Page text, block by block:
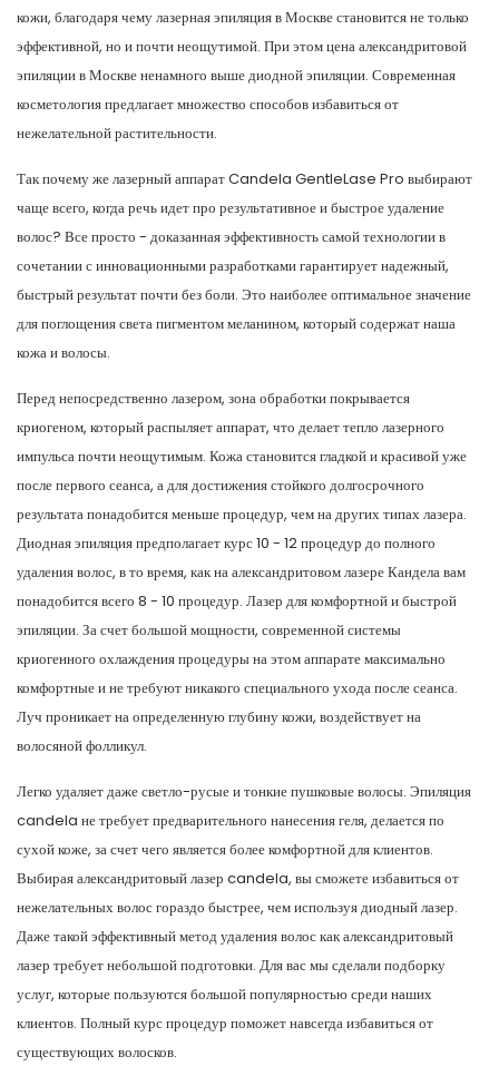
кожи, благодаря чему лазерная эпиляция в Москве становится не только
эффективной, но и почти неощутимой. При этом цена александритовой
эпиляции в Москве ненамного выше диодной эпиляции. Современная
косметология предлагает множество способов избавиться от
нежелательной растительности.
Так почему же лазерный аппарат Candela GentleLase Pro выбирают
чаще всего, когда речь идет про результативное и быстрое удаление
волос? Все просто - доказанная эффективность самой технологии в
сочетании с инновационными разработками гарантирует надежный,
быстрый результат почти без боли. Это наиболее оптимальное значение
для поглощения света пигментом меланином, который содержат наша
кожа и волосы.
Перед непосредственно лазером, зона обработки покрывается
криогеном, который распыляет аппарат, что делает тепло лазерного
импульса почти неощутимым. Кожа становится гладкой и красивой уже
после первого сеанса, а для достижения стойкого долгосрочного
результата понадобится меньше процедур, чем на других типах лазера.
Диодная эпиляция предполагает курс 10 - 12 процедур до полного
удаления волос, в то время, как на александритовом лазере Кандела вам
понадобится всего 8 - 10 процедур. Лазер для комфортной и быстрой
эпиляции. За счет большой мощности, современной системы
криогенного охлаждения процедуры на этом аппарате максимально
комфортные и не требуют никакого специального ухода после сеанса.
Луч проникает на определенную глубину кожи, воздействует на
волосяной фолликул.
Легко удаляет даже светло-русые и тонкие пушковые волосы. Эпиляция
candela не требует предварительного нанесения геля, делается по
сухой коже, за счет чего является более комфортной для клиентов.
Выбирая александритовый лазер candela, вы сможете избавиться от
нежелательных волос гораздо быстрее, чем используя диодный лазер.
Даже такой эффективный метод удаления волос как александритовый
лазер требует небольшой подготовки. Для вас мы сделали подборку
услуг, которые пользуются большой популярностью среди наших
клиентов. Полный курс процедур поможет навсегда избавиться от
существующих волосков.